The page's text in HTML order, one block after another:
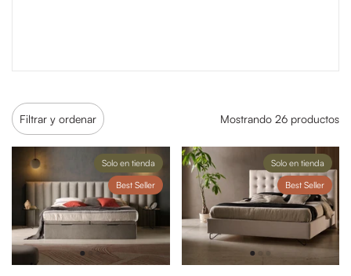
Filtrar y ordenar Mostrando 26 productos
Solo en tienda
Best Seller
Solo en tienda
Best Seller